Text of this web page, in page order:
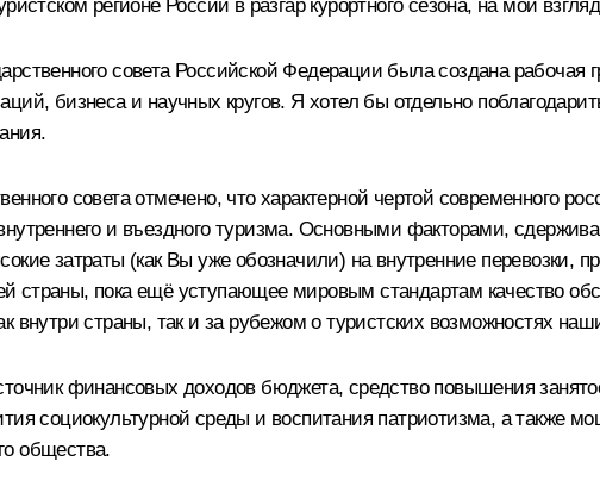
регионе России в разгар курортного сезона, на мой
совета Российской Федерации была создана рабочая
бизнеса и научных кругов. Я хотел бы отдельно
совета отмечено, что характерной чертой современного
и въездного туризма. Основными факторами,
затраты (как Вы уже обозначили) на внутренние перевозки,
страны, пока ещё уступающее мировым стандартам качество
внутри страны, так и за рубежом о туристских возможностях
финансовых доходов бюджета, средство повышения
социокультурной среды и воспитания патриотизма, а также
общества.